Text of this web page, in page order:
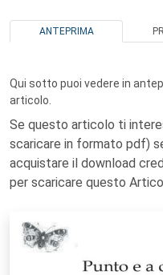
ANTEPRIMA
Qui sotto puoi vedere in
articolo.
Se questo articolo ti
scaricare in formato pdf)
acquistare il download
per scaricare questo